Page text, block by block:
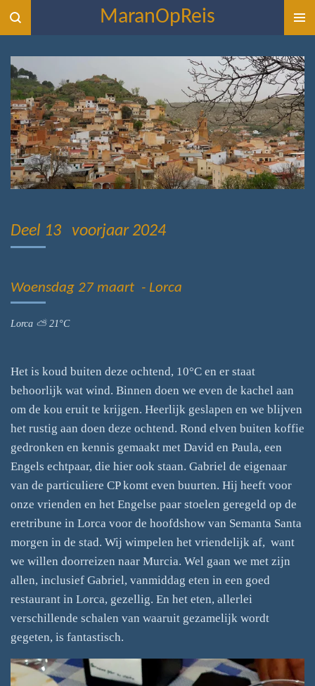
Ga
direct
naar
de
hoofdinhoud
MaranOpReis
Deel 13 voorjaar 2024
Woensdag 27 maart - Lorca
Lorca ⛅ 21°C
Het is koud buiten deze ochtend, 10°C en er staat
behoorlijk wat wind. Binnen doen we even de kachel aan
om de kou eruit te krijgen. Heerlijk geslapen en we blijven
het rustig aan doen deze ochtend. Rond elven buiten koffie
gedronken en kennis gemaakt met David en Paula, een
Engels echtpaar, die hier ook staan. Gabriel de eigenaar
van de particuliere CP komt even buurten. Hij heeft voor
onze vrienden en het Engelse paar stoelen geregeld op de
eretribune in Lorca voor de hoofdshow van Semanta Santa
morgen in de stad. Wij wimpelen het vriendelijk af, want
we willen doorreizen naar Murcia. Wel gaan we met zijn
allen, inclusief Gabriel, vanmiddag eten in een goed
restaurant in Lorca, gezellig. En het eten, allerlei
verschillende schalen van waaruit gezamelijk wordt
gegeten, is fantastisch.